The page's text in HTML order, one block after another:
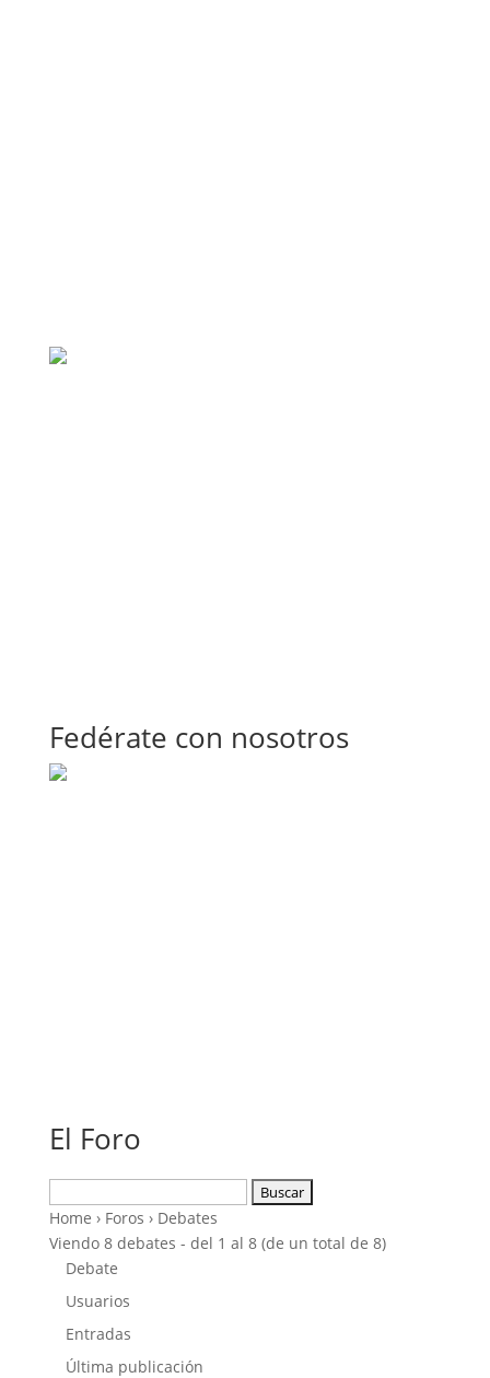
Fedérate con nosotros
El Foro
Home › Foros › Debates
Viendo 8 debates - del 1 al 8 (de un total de 8)
Debate
Usuarios
Entradas
Última publicación